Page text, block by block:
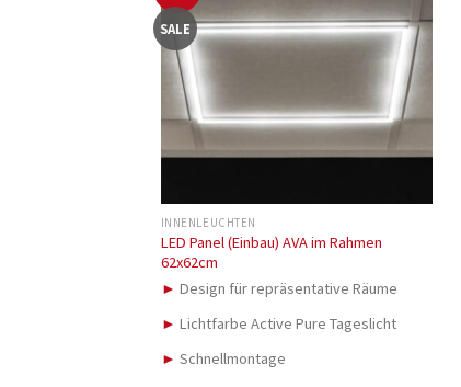
SALE
INNENLEUCHTEN
LED Panel (Einbau) AVA im Rahmen
62x62cm
► Design für repräsentative Räume
► Lichtfarbe Active Pure Tageslicht
► Schnellmontage